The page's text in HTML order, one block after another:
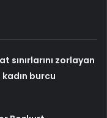
zorlayan
burcu